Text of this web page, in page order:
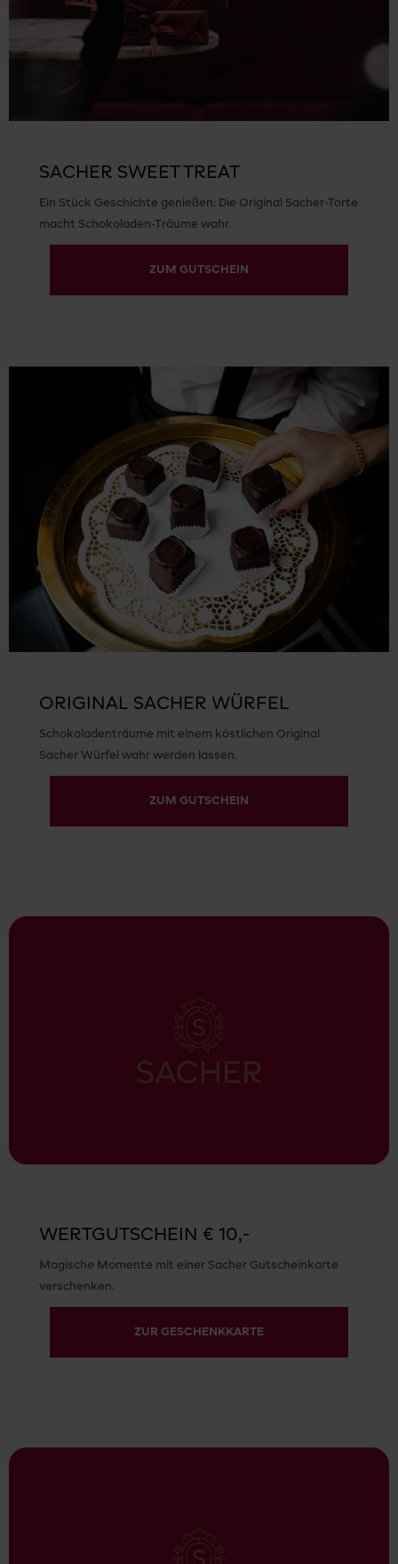
SACHER SWEET TREAT
Ein Stück Geschichte genießen: Die Original Sacher-Torte
macht Schokoladen-Träume wahr.
ZUM GUTSCHEIN
ORIGINAL SACHER WÜRFEL
Schokoladenträume mit einem köstlichen Original
Sacher Würfel wahr werden lassen.
ZUM GUTSCHEIN
WERTGUTSCHEIN € 10,-
Magische Momente mit einer Sacher Gutscheinkarte
verschenken.
ZUR GESCHENKKARTE